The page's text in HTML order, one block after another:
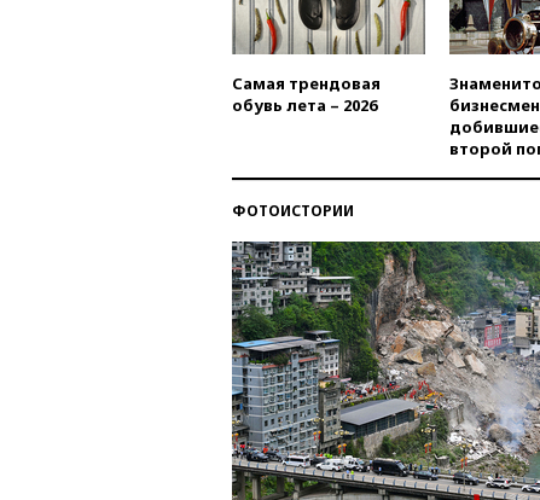
Самая трендовая
обувь лета – 2026
второй
ФОТОИСТОРИИ